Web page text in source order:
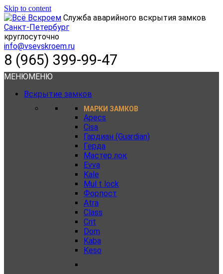
Skip to content
Служба аварийного вскрытия замков
Санкт-Петербург
круглосуточно
info@vsevskroem.ru
8 (965) 399-99-47
МЕНЮМЕНЮ
Вскрытие замков
МАРКИ ЗАМКОВ
Apecs
Cisa
Гардиан (Guardian)
Герда
Мастер лок
Evva
Kale
Mul t lock
Форпост
Atra
Class
Crit
Dom
Kaba
Keso